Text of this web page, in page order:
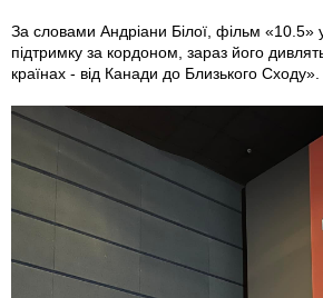
За словами Андріани Білої, фільм «10.5»
підтримку за кордоном, зараз його
країнах - від Канади до Близького Сходу».